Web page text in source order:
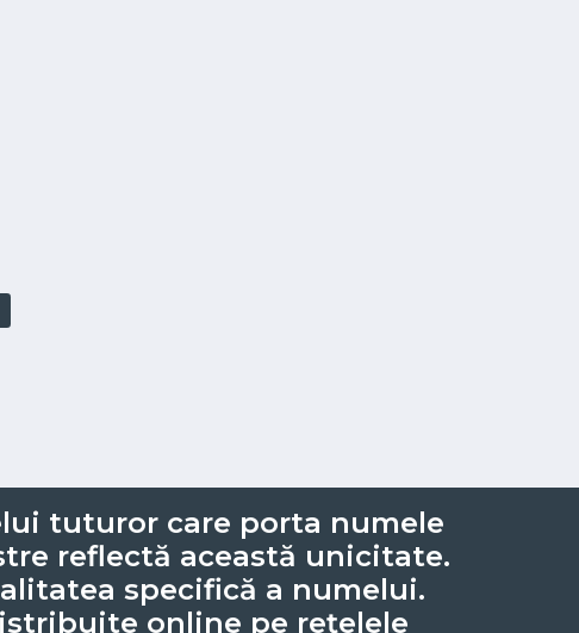
tuturor care porta numele
reflectă această unicitate.
specifică a numelui.
online pe rețelele